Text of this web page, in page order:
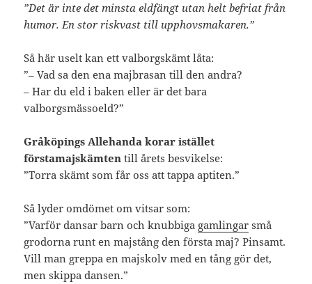
”Det är inte det minsta eldfängt utan helt befriat från
humor. En stor riskvast till upphovsmakaren.”
Så här uselt kan ett valborgskämt låta:
”– Vad sa den ena majbrasan till den andra?
– Har du eld i baken eller är det bara
valborgsmässoeld?”
Gråköpings Allehanda korar istället
förstamajskämten till årets besvikelse:
”Torra skämt som får oss att tappa aptiten.”
Så lyder omdömet om vitsar som:
”Varför dansar barn och knubbiga gamlingar små
grodorna runt en majstång den första maj? Pinsamt.
Vill man greppa en majskolv med en tång gör det,
men skippa dansen.”